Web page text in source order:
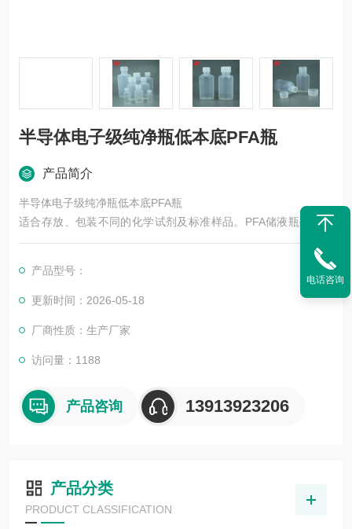
半导体电子级纯净瓶低本底PFA瓶
产品简介
半导体电子级纯净瓶低本底PFA瓶
适合存放、包装不同的化学试剂及标准样品。PFA储液瓶被制药
工业用于储存和运输散装药品，作为高纯度酸制造商的产品包
装，以及世界各地的许多微量金属实验室的产品储存及运输。
产品型号：
更新时间：2026-05-18
厂商性质：生产厂家
访问量：1188
产品咨询 13913923206
产品分类
PRODUCT CLASSIFICATION
电话咨询